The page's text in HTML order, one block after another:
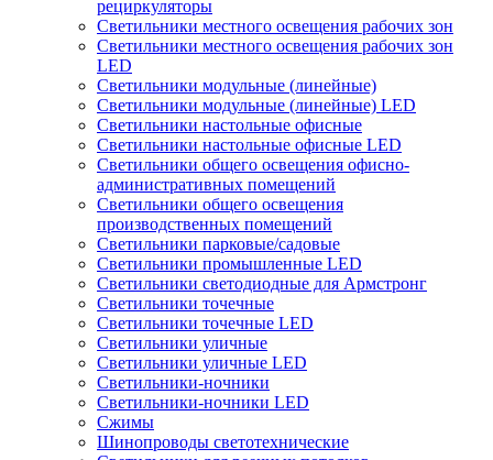
рециркуляторы
Светильники местного освещения рабочих зон
Светильники местного освещения рабочих зон
LED
Светильники модульные (линейные)
Светильники модульные (линейные) LED
Светильники настольные офисные
Светильники настольные офисные LED
Светильники общего освещения офисно-
административных помещений
Светильники общего освещения
производственных помещений
Светильники парковые/садовые
Светильники промышленные LED
Светильники светодиодные для Армстронг
Светильники точечные
Светильники точечные LED
Светильники уличные
Светильники уличные LED
Светильники-ночники
Светильники-ночники LED
Сжимы
Шинопроводы светотехнические